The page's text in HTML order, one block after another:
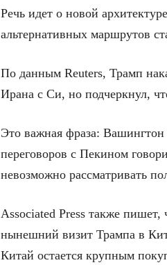
Речь идет о новой
альтернативных маршрутов
По данным Reuters, Трамп
Ирана с Си, но подчеркнул,
Это важная фраза: Вашингтон
переговоров с Пекином
невозможно рассматривать
Associated Press также пишет,
нынешний визит Трампа в
Китай остается крупным